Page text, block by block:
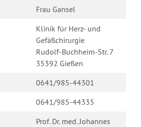
Frau Gansel
Klinik für Herz- und
Gefäßchirurgie
Rudolf-Buchheim-Str. 7
35392 Gießen
0641/985-44301
0641/985-44335
Prof. Dr. med. Johannes